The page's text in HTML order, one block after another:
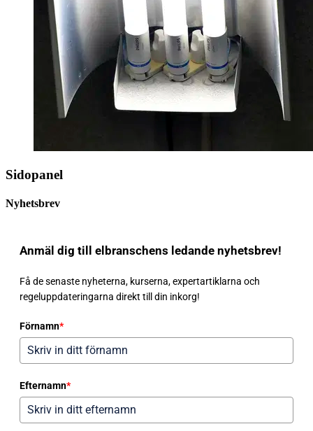
Sidopanel
Nyhetsbrev
Anmäl dig till elbranschens ledande nyhetsbrev!
Få de senaste nyheterna, kurserna, expertartiklarna och
regeluppdateringarna direkt till din inkorg!
Förnamn*
Efternamn*